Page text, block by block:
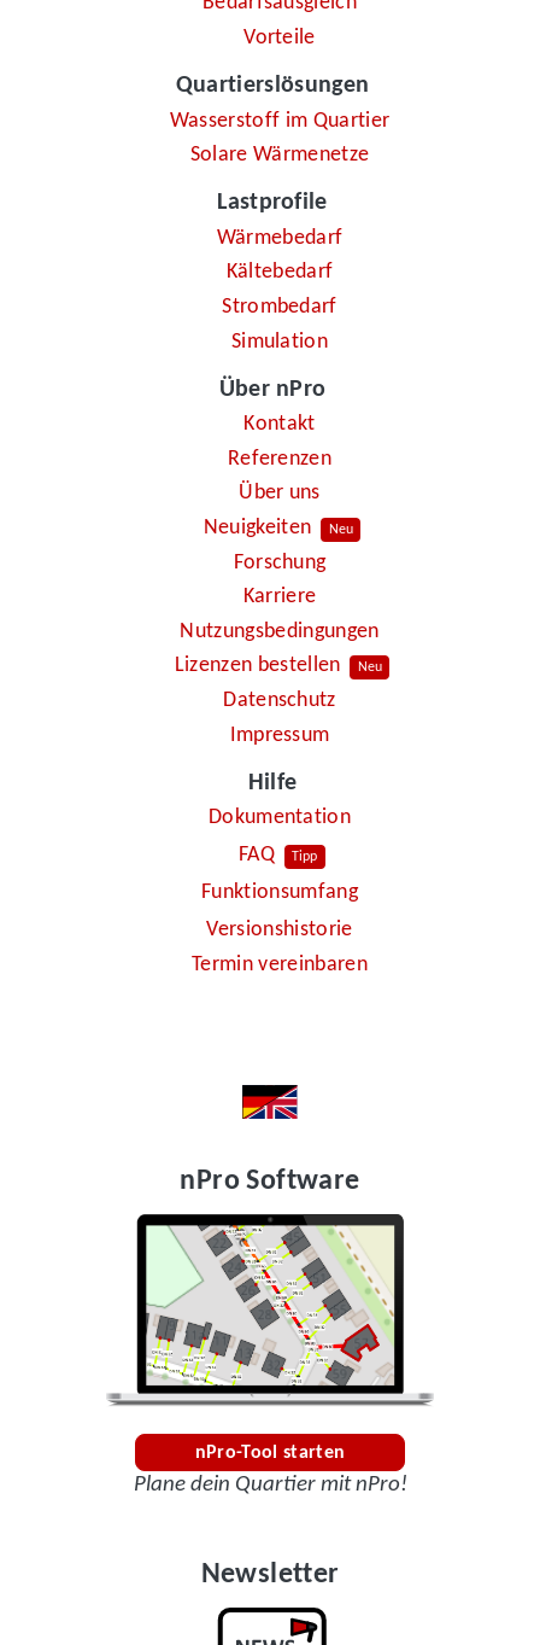
Vorteile
Quartierslösungen
Wasserstoff im Quartier
Solare Wärmenetze
Lastprofile
Wärmebedarf
Kältebedarf
Strombedarf
Simulation
Über nPro
Kontakt
Referenzen
Über uns
Neuigkeiten
Neu
Forschung
Karriere
Nutzungsbedingungen
Lizenzen bestellen
Neu
Datenschutz
Impressum
Hilfe
Dokumentation
FAQ
Tipp
Funktionsumfang
Versionshistorie
Termin vereinbaren
nPro Software
nPro-Tool starten
Plane dein Quartier mit nPro!
Newsletter